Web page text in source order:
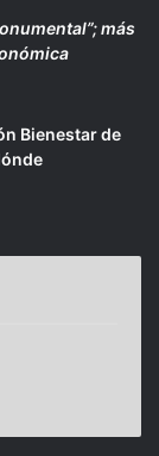
más
Bienestar de